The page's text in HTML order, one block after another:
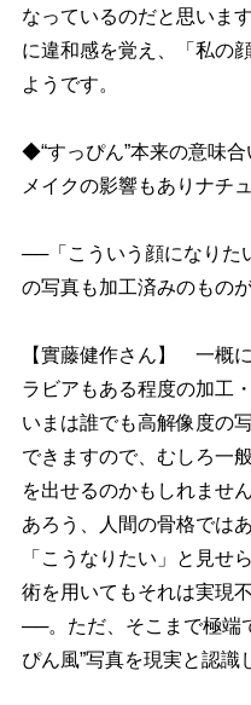
なっているのだと思いま
に違和感を覚え、「私の
ようです。
◆“すっぴん”本来の意味
メイクの影響もありナチ
──「こういう顔になりた
の写真も加工済みのもの
【實藤健作さん】 一概
ラビアもある程度の加工
いまは誰でも高解像度の
できますので、むしろ一
を出せるのかもしれませ
あろう、人間の骨格では
「こうなりたい」と見せ
術を用いてもそれは実現
──。ただ、そこまで極端
ぴん風”写真を現実と認識